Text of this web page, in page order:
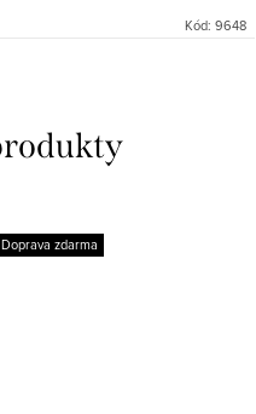
Kód: 9648
Doprava zdarma